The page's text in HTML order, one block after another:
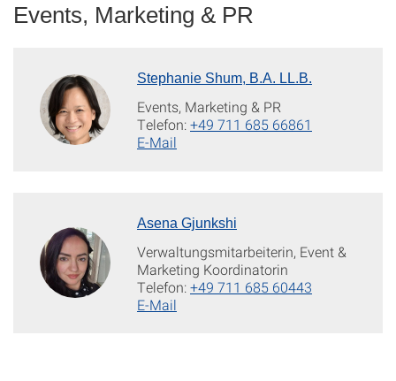
Events, Marketing & PR
Stephanie Shum, B.A. LL.B.
Events, Marketing & PR
Telefon:+49 711 685 66861
E-Mail
Asena Gjunkshi
Verwaltungsmitarbeiterin, Event &
Marketing Koordinatorin
Telefon:+49 711 685 60443
E-Mail